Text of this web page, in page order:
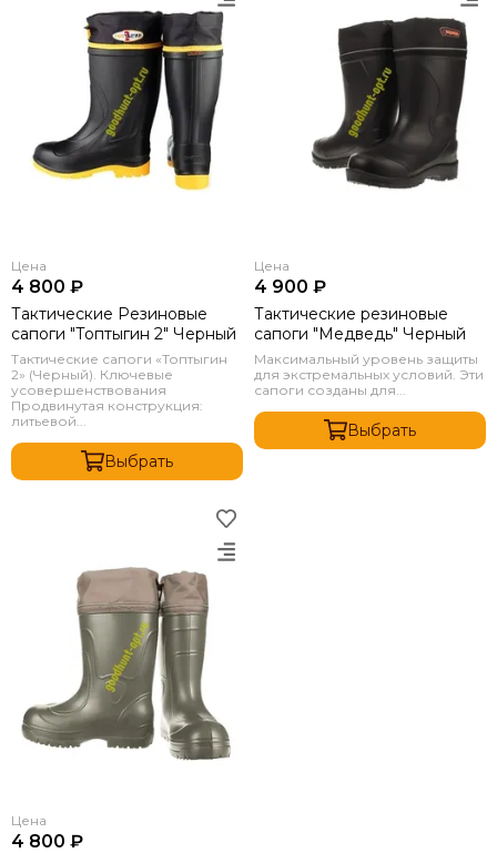
Цена
4 800 ₽
Тактические Резиновые
сапоги "Топтыгин 2" Черный
Тактические сапоги «Топтыгин
2» (Черный). Ключевые
усовершенствования
Продвинутая конструкция:
литьевой...
Выбрать
Цена
4 900 ₽
Тактические резиновые
сапоги "Медведь" Черный
Максимальный уровень защиты
для экстремальных условий. Эти
сапоги созданы для...
Выбрать
Цена
4 800 ₽